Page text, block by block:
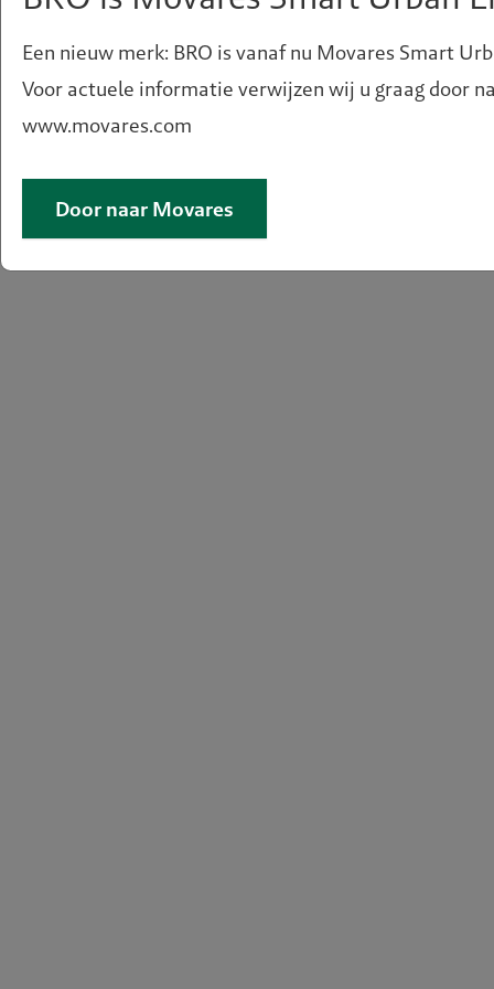
OMGEVINGSWET
VOORZIENINGEN
Een nieuw merk: BRO is vanaf nu Movares Smart
Voor actuele informatie verwijzen wij u graag door
www.movares.com
Door naar Movares